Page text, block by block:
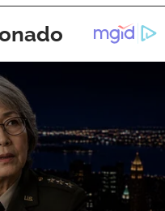
nuestro boletín.
ACEPTAR